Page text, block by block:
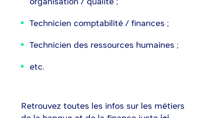
Technicien comptabilité / finances ;
Technicien des ressources humaines ;
etc.
Retrouvez toutes les infos sur les métiers